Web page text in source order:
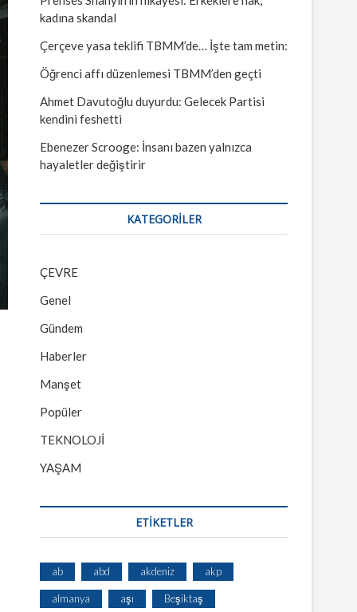
kadına skandal
Çerçeve yasa teklifi TBMM’de… İşte tam metin:
Öğrenci affı düzenlemesi TBMM’den geçti
Ahmet Davutoğlu duyurdu: Gelecek Partisi
kendini feshetti
Ebenezer Scrooge: İnsanı bazen yalnızca
hayaletler değiştirir
KATEGORILER
ÇEVRE
Genel
Gündem
Haberler
Manşet
Popüler
TEKNOLOJİ
YAŞAM
ETİKETLER
ab abd akdeniz akp
almanya aşı Beşiktaş